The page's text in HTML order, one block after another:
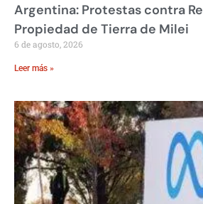
Argentina: Protestas contra
Propiedad de Tierra de Milei
6 de agosto, 2026
Leer más »